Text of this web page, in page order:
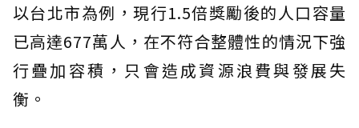
以台北市為例，現行1.5倍獎勵後的人口容量
已高達677萬人，在不符合整體性的情況下強
行疊加容積，只會造成資源浪費與發展失
衡。